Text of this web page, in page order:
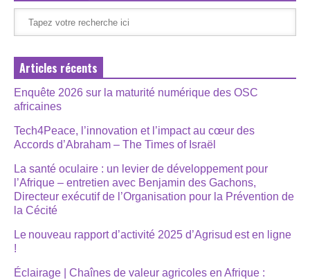
Articles récents
Enquête 2026 sur la maturité numérique des OSC
africaines
Tech4Peace, l’innovation et l’impact au cœur des
Accords d’Abraham – The Times of Israël
La santé oculaire : un levier de développement pour
l’Afrique – entretien avec Benjamin des Gachons,
Directeur exécutif de l’Organisation pour la Prévention de
la Cécité
Le nouveau rapport d’activité 2025 d’Agrisud est en ligne
!
Éclairage | Chaînes de valeur agricoles en Afrique :